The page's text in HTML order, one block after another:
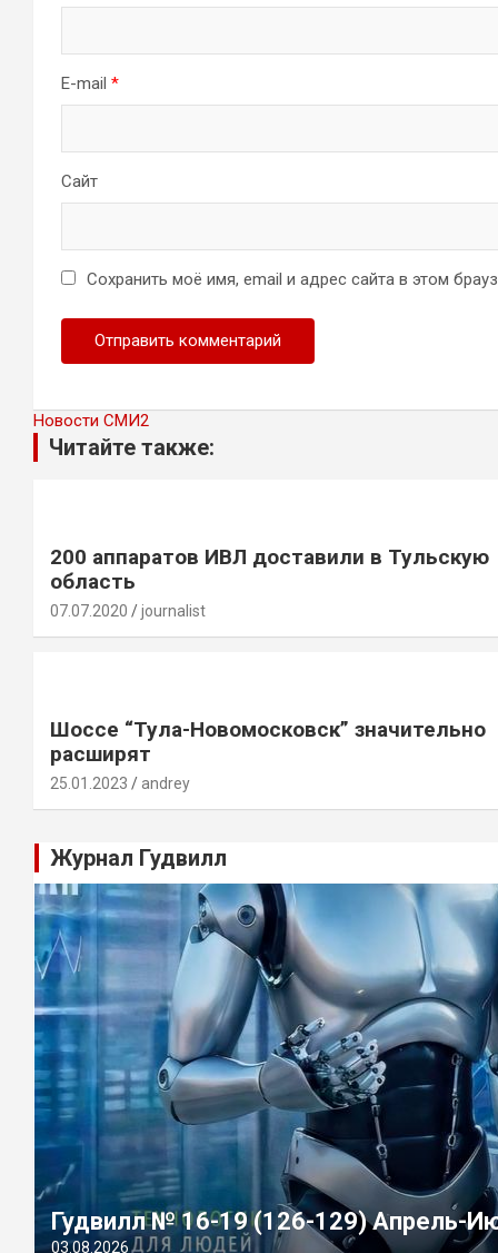
E-mail *
Сайт
Сохранить моё имя, email и адрес сайта в этом
Новости СМИ2
Читайте также:
200 аппаратов ИВЛ доставили в Тульскую
область
07.07.2020 journalist
Шоссе “Тула-Новомосковск” значительно
расширят
25.01.2023 andrey
Журнал Гудвилл
Гудвилл № 16-19 (126-129) Апрель-
03.08.2026